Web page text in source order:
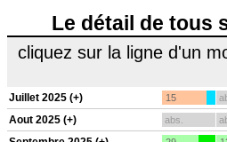
Le détail de tous
cliquez sur la ligne d'un
Juillet 2025 (+) 15
Aout 2025 (+) abs.